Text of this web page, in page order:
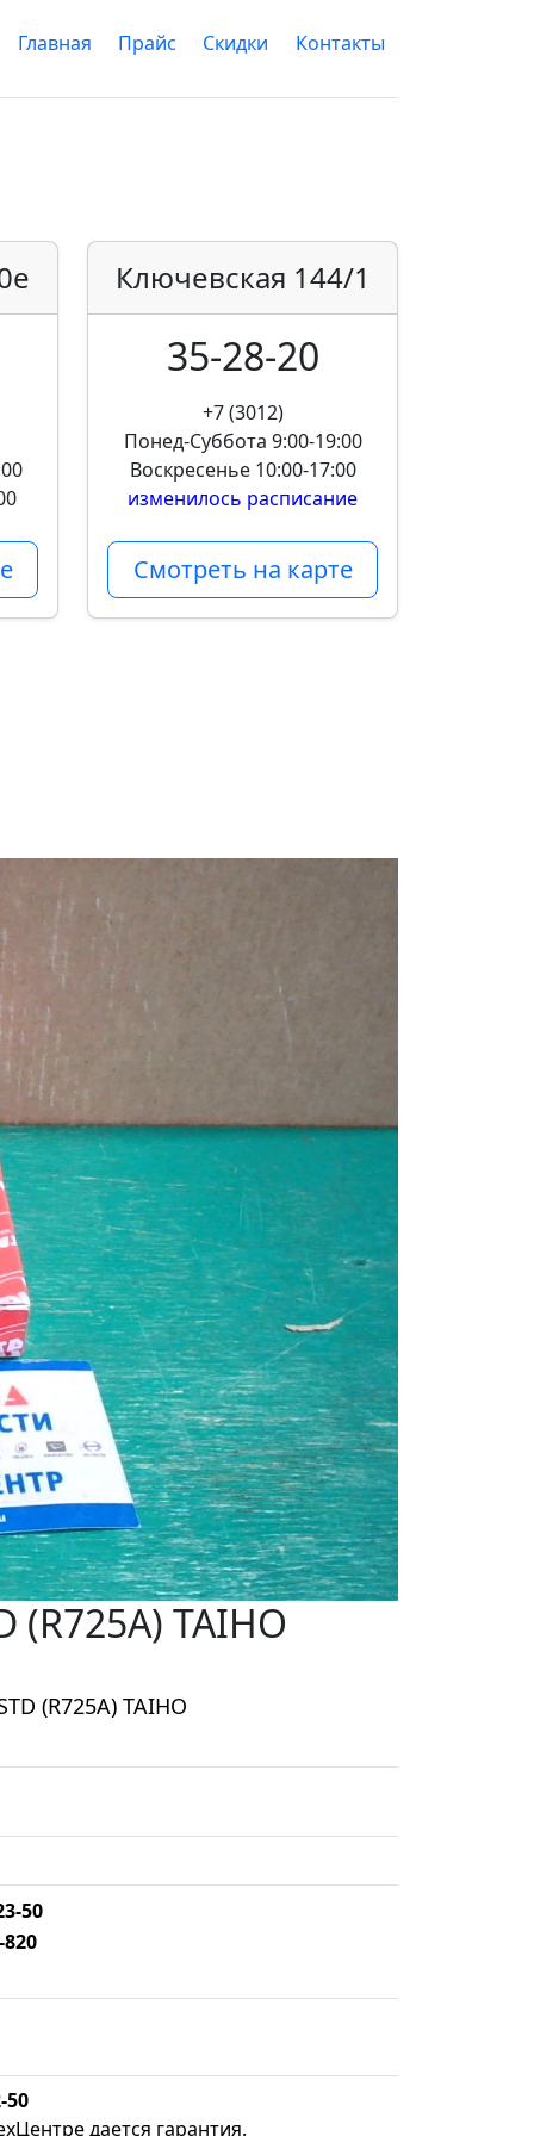
Главная Прайс Скидки Контакты
Ключевская 144/1
35-28-20
+7 (3012)
Понед-Суббота 9:00-19:00
Воскресенье 10:00-17:00
изменилось расписание
Смотреть на карте
TAIHO
(R725A) TAIHO
50
50
дается гарантия.